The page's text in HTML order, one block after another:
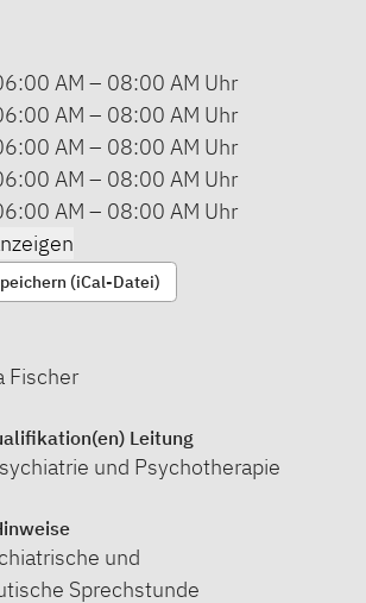
AM – 08:00 AM Uhr
AM – 08:00 AM Uhr
AM – 08:00 AM Uhr
AM – 08:00 AM Uhr
AM – 08:00 AM Uhr
(iCal-Datei)
Fischer
Leitung
und Psychotherapie
und
Sprechstunde